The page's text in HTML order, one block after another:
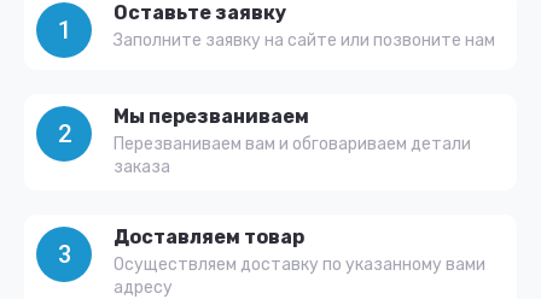
1
Оставьте заявку
Заполните заявку на сайте или позвоните нам
2
Мы перезваниваем
Перезваниваем вам и обговариваем детали
заказа
3
Доставляем товар
Осуществляем доставку по указанному вами
адресу